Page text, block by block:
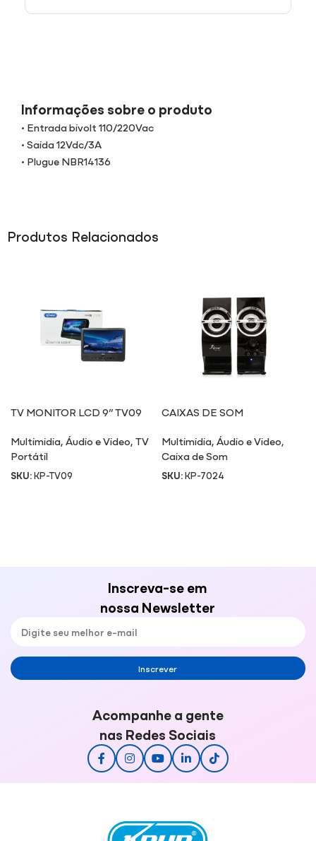
Informações sobre o produto
• Entrada bivolt 110/220Vac
• Saida 12Vdc/3A
• Plugue NBR14136
Produtos Relacionados
TV MONITOR LCD 9” TV09
Multimidia,Áudio e Video,TV
Portátil
SKU:KP-TV09
CAIXAS DE SOM
Multimidia,Áudio e Video,
Caixa de Som
SKU:KP-7024
Inscreva-se em
nossa Newsletter
Inscrever
Acompanhe a gente
nas Redes Sociais